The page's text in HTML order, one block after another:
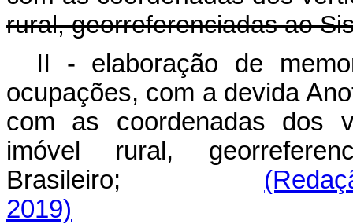
rural, georreferenciadas ao
II - elaboração de
ocupações, com a devida
com as coordenadas dos
imóvel rural,
Brasileiro;
2019)